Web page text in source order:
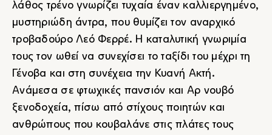
λάθος τρένο γνωρίζει τυχαία έναν καλλιεργημένο,
μυστηριώδη άντρα, που θυμίζει τον αναρχικό
τροβαδούρο Λεό Φερρέ. Η καταλυτική γνωριμία
τους τον ωθεί να συνεχίσει το ταξίδι του μέχρι τη
Γένοβα και στη συνέχεια την Κυανή Ακτή.
Ανάμεσα σε φτωχικές πανσιόν και Αρ νουβό
ξενοδοχεία, πίσω από στίχους ποιητών και
ανθρώπους που κουβαλάνε στις πλάτες τους